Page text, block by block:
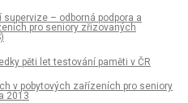
– odborná podpora a
pro seniory zřizovaných
pěti let testování paměti v ČR
v pobytových zařízeních pro seniory
2013